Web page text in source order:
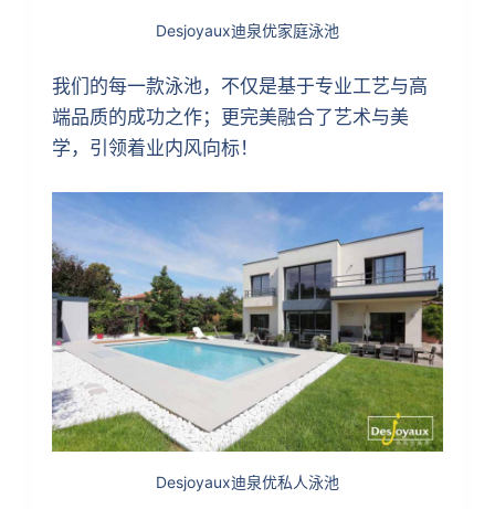
Desjoyaux迪泉优家庭泳池
我们的每一款泳池，不仅是基于专业工艺与高
端品质的成功之作；更完美融合了艺术与美
学，引领着业内风向标！
Desjoyaux迪泉优私人泳池